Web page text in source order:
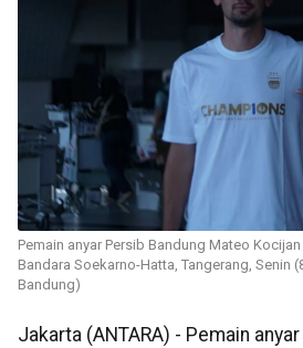
Pemain anyar Persib Bandung Mateo
Bandara Soekarno-Hatta, Tangerang, Senin
Bandung)
Jakarta (ANTARA) - Pemain